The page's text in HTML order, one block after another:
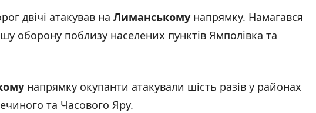
двічі атакував на Лиманському напрямку. Намагався
оборону поблизу населених пунктів Ямполівка та
напрямку окупанти атакували шість разів у районах
та Часового Яру.